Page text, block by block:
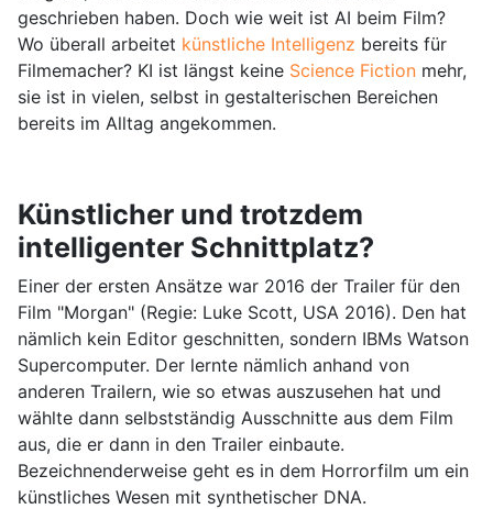
geschrieben haben. Doch wie weit ist AI beim Film?
Wo überall arbeitet künstliche Intelligenz bereits für
Filmemacher? KI ist längst keine Science Fiction mehr,
sie ist in vielen, selbst in gestalterischen Bereichen
bereits im Alltag angekommen.
Künstlicher und trotzdem
intelligenter Schnittplatz?
Einer der ersten Ansätze war 2016 der Trailer für den
Film "Morgan" (Regie: Luke Scott, USA 2016). Den hat
nämlich kein Editor geschnitten, sondern IBMs Watson
Supercomputer. Der lernte nämlich anhand von
anderen Trailern, wie so etwas auszusehen hat und
wählte dann selbstständig Ausschnitte aus dem Film
aus, die er dann in den Trailer einbaute.
Bezeichnenderweise geht es in dem Horrorfilm um ein
künstliches Wesen mit synthetischer DNA.